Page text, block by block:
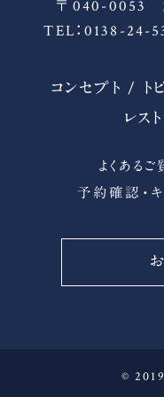
〒040-0053
TEL：0138-24-
コンセプト ト
レス
よくあるご
予約確認・キ
©